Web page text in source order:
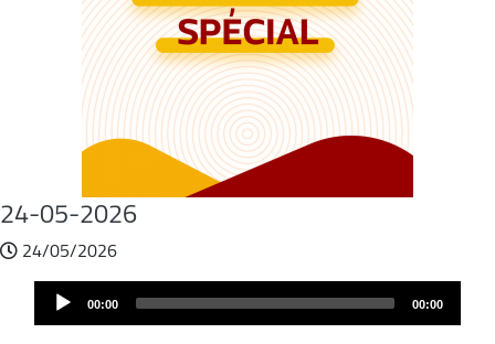
24-05-2026
24/05/2026
Fichier
Audio
Player 00:00 00:00